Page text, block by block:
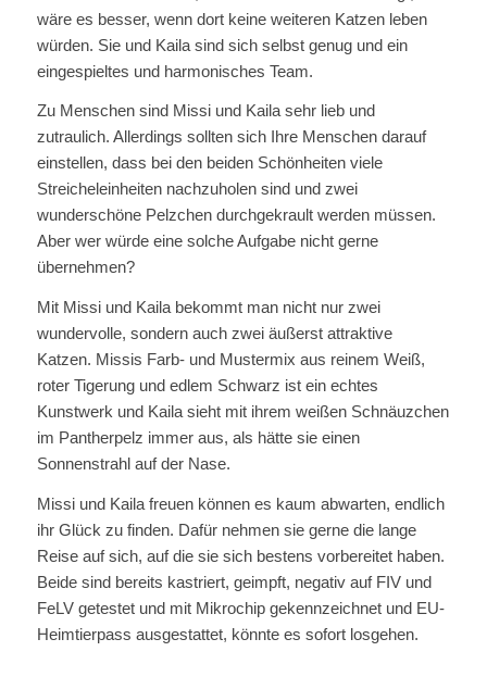
wäre es besser, wenn dort keine weiteren Katzen leben
würden. Sie und Kaila sind sich selbst genug und ein
eingespieltes und harmonisches Team.
Zu Menschen sind Missi und Kaila sehr lieb und
zutraulich. Allerdings sollten sich Ihre Menschen darauf
einstellen, dass bei den beiden Schönheiten viele
Streicheleinheiten nachzuholen sind und zwei
wunderschöne Pelzchen durchgekrault werden müssen.
Aber wer würde eine solche Aufgabe nicht gerne
übernehmen?
Mit Missi und Kaila bekommt man nicht nur zwei
wundervolle, sondern auch zwei äußerst attraktive
Katzen. Missis Farb- und Mustermix aus reinem Weiß,
roter Tigerung und edlem Schwarz ist ein echtes
Kunstwerk und Kaila sieht mit ihrem weißen Schnäuzchen
im Pantherpelz immer aus, als hätte sie einen
Sonnenstrahl auf der Nase.
Missi und Kaila freuen können es kaum abwarten, endlich
ihr Glück zu finden. Dafür nehmen sie gerne die lange
Reise auf sich, auf die sie sich bestens vorbereitet haben.
Beide sind bereits kastriert, geimpft, negativ auf FIV und
FeLV getestet und mit Mikrochip gekennzeichnet und EU-
Heimtierpass ausgestattet, könnte es sofort losgehen.